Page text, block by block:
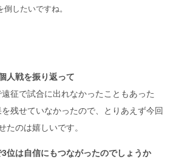
したいですね。
人戦を振り返って
征で試合に出れなかったこともあった
残せていなかったので、とりあえず今回
たのは嬉しいです。
3位は自信にもつながったのでしょうか